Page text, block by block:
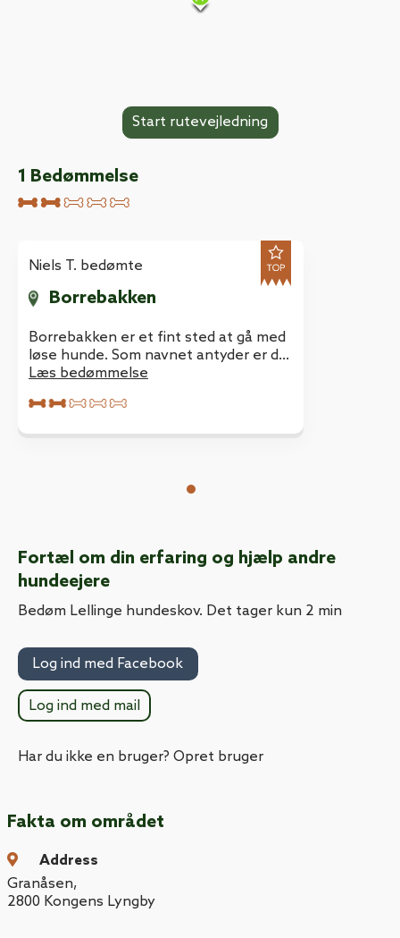
1 Bedømmelse
Niels T. bedømte
Borrebakken
Borrebakken er et fint sted at gå med
løse hunde. Som navnet antyder er der
ret bakket. Der er ikke hegnet af til
det meste stykke langs vejen.
Læs bedømmelse
Fortæl om din erfaring og hjælp andre
hundeejere
Bedøm Lellinge hundeskov. Det tager kun 2 min
Log ind med Facebook
Log ind med mail
Har du ikke en bruger? Opret bruger
Fakta om området
Address
Granåsen,
2800 Kongens Lyngby